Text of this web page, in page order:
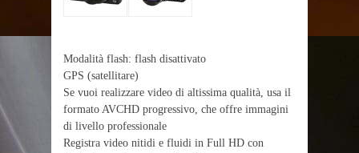
Modalità flash: flash disattivato
GPS (satellitare)
Se vuoi realizzare video di altissima qualità, usa il
formato AVCHD progressivo, che offre immagini
di livello professionale
Registra video nitidi e fluidi in Full HD con